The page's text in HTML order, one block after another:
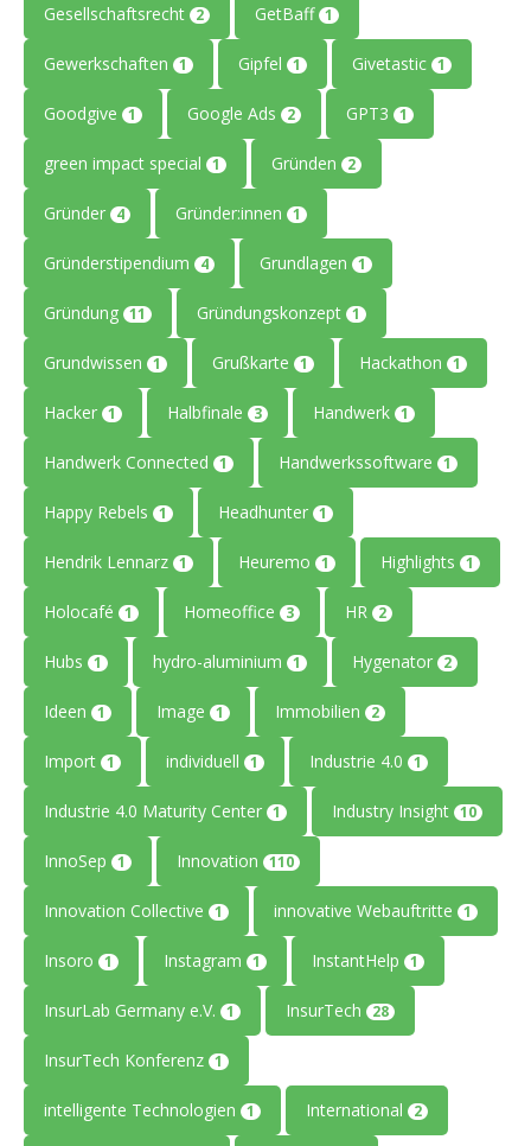
Gesellschaftsrecht 2 GetBaff 1
Gewerkschaften 1 Gipfel 1 Givetastic 1
Goodgive 1 Google Ads 2 GPT3 1
green impact special 1 Gründen 2
Gründer 4 Gründer:innen 1
Gründerstipendium 4 Grundlagen 1
Gründung 11 Gründungskonzept 1
Grundwissen 1 Grußkarte 1 Hackathon 1
Hacker 1 Halbfinale 3 Handwerk 1
Handwerk Connected 1 Handwerkssoftware 1
Happy Rebels 1 Headhunter 1
Hendrik Lennarz 1 Heuremo 1 Highlights 1
Holocafé 1 Homeoffice 3 HR 2
Hubs 1 hydro-aluminium 1 Hygenator 2
Ideen 1 Image 1 Immobilien 2
Import 1 individuell 1 Industrie 4.0 1
Industrie 4.0 Maturity Center 1 Industry Insight 10
InnoSep 1 Innovation 110
Innovation Collective 1 innovative Webauftritte 1
Insoro 1 Instagram 1 InstantHelp 1
InsurLab Germany e.V. 1 InsurTech 28
InsurTech Konferenz 1
intelligente Technologien 1 International 2